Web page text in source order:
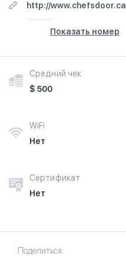
http://www.chefsdoor.ca
Показать номер
Средний чек
$ 500
WiFi
Нет
Сертификат
Нет
Поделиться: